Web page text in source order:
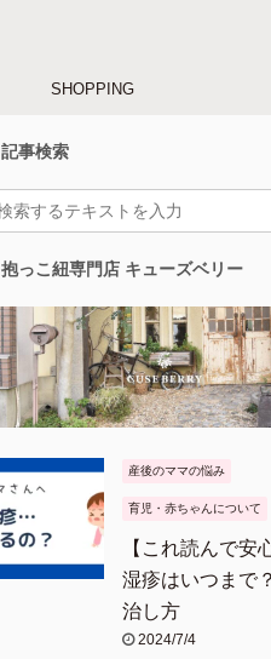
SHOPPING
記事検索
抱っこ紐専門店 キューズベリー
産後のママの悩み
育児・赤ちゃんについて
【これ読んで安
湿疹はいつまで
治し方
2024/7/4